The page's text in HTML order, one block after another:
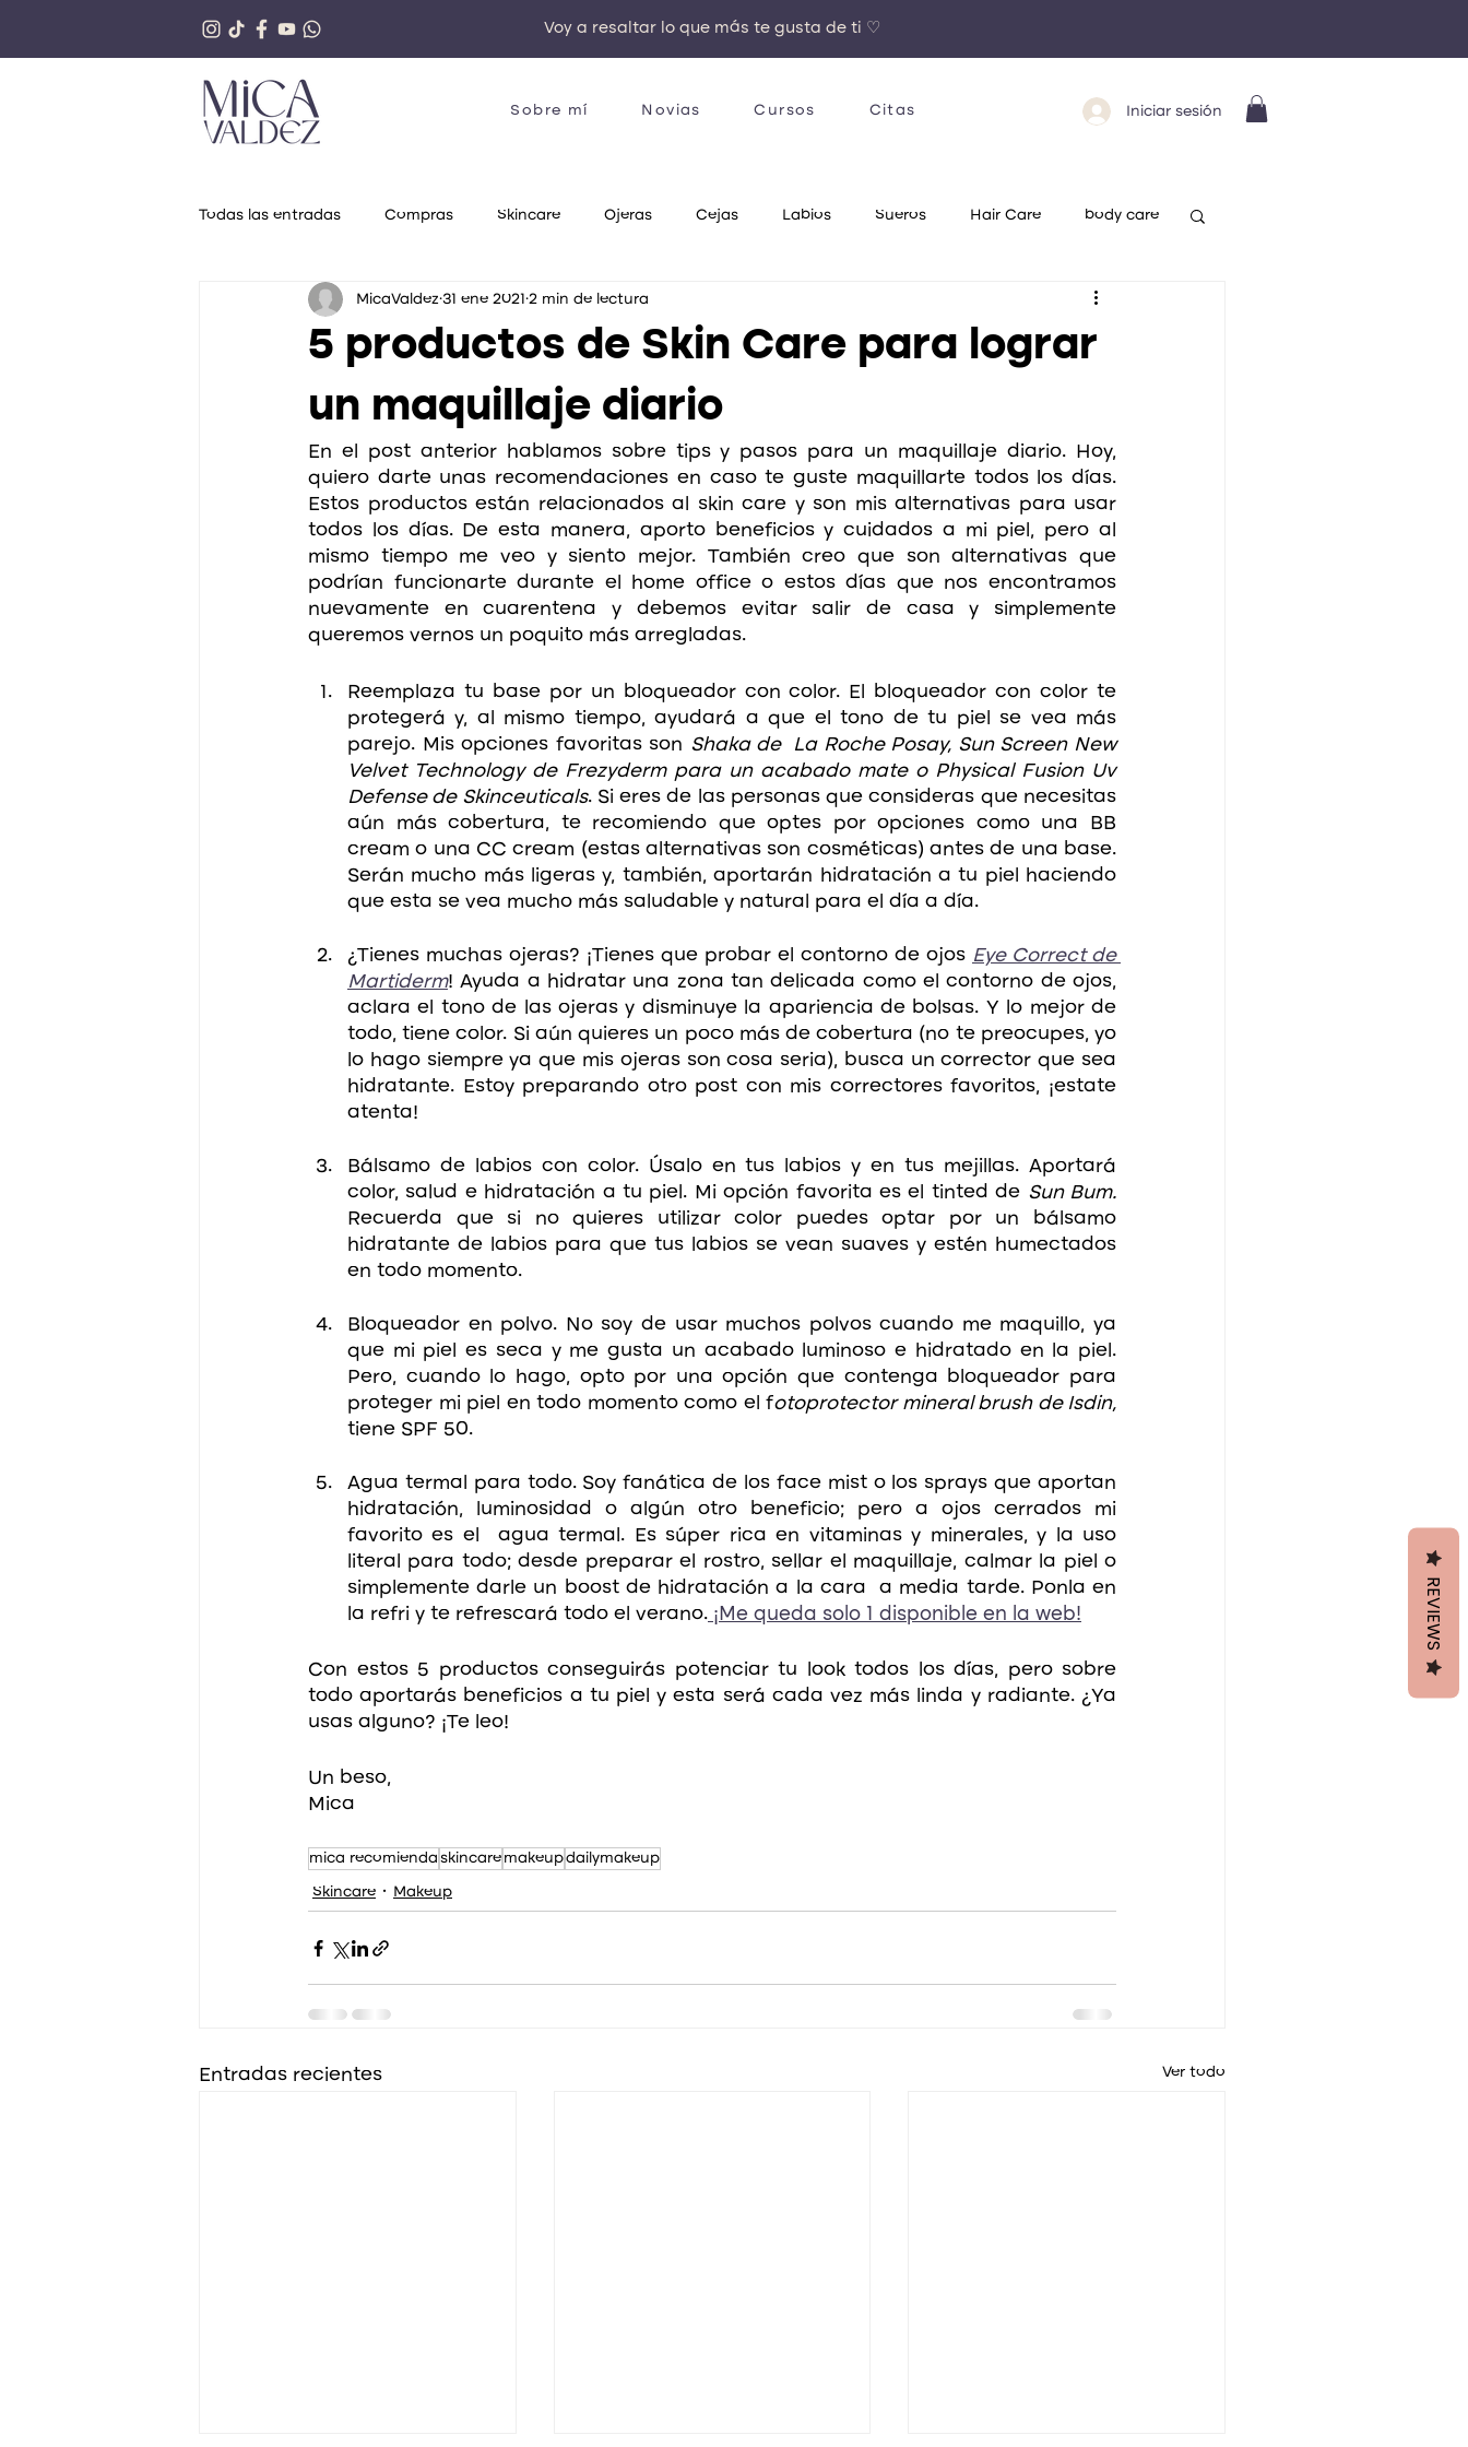
Voy a resaltar lo que más te gusta de ti ♡
Sobre mí Novias Cursos Citas Iniciar sesión
Todas las entradas Compras Skincare Ojeras Cejas Labios Sueros Hair Care body care
Mica Recomienda SelfCare Sephora
5 productos de Skin Care para lograr
un maquillaje diario
MicaValdez 31 ene 2021 2 min de lectura
En el post anterior hablamos sobre tips y pasos para un maquillaje diario. Hoy,
quiero darte unas recomendaciones en caso te guste maquillarte todos los días.
Estos productos están relacionados al skin care y son mis alternativas para usar
todos los días. De esta manera, aporto beneficios y cuidados a mi piel, pero al
mismo tiempo me veo y siento mejor. También creo que son alternativas que
podrían funcionarte durante el home office o estos días que nos encontramos
nuevamente en cuarentena y debemos evitar salir de casa y simplemente
queremos vernos un poquito más arregladas.
Reemplaza tu base por un bloqueador con color. El bloqueador con color te
protegerá y, al mismo tiempo, ayudará a que el tono de tu piel se vea más
parejo. Mis opciones favoritas son Shaka de  La Roche Posay, Sun Screen New
Velvet Technology de Frezyderm para un acabado mate o Physical Fusion Uv
Defense de Skinceuticals. Si eres de las personas que consideras que necesitas
aún más cobertura, te recomiendo que optes por opciones como una BB
cream o una CC cream (estas alternativas son cosméticas) antes de una base.
Serán mucho más ligeras y, también, aportarán hidratación a tu piel haciendo
que esta se vea mucho más saludable y natural para el día a día.
¿Tienes muchas ojeras? ¡Tienes que probar el contorno de ojos Eye Correct de
Martiderm! Ayuda a hidratar una zona tan delicada como el contorno de ojos,
aclara el tono de las ojeras y disminuye la apariencia de bolsas. Y lo mejor de
todo, tiene color. Si aún quieres un poco más de cobertura (no te preocupes, yo
lo hago siempre ya que mis ojeras son cosa seria), busca un corrector que sea
hidratante. Estoy preparando otro post con mis correctores favoritos, ¡estate
atenta!
Bálsamo de labios con color. Úsalo en tus labios y en tus mejillas. Aportará
color, salud e hidratación a tu piel. Mi opción favorita es el tinted de
Recuerda que si no quieres utilizar color puedes optar por un bálsamo
hidratante de labios para que tus labios se vean suaves y estén humectados
en todo momento.
Bloqueador en polvo. No soy de usar muchos polvos cuando me maquillo, ya
que mi piel es seca y me gusta un acabado luminoso e hidratado en la piel.
Pero, cuando lo hago, opto por una opción que contenga bloqueador para
proteger mi piel en todo momento como el f
tiene SPF 50.
Agua termal para todo. Soy fanática de los face mist o los sprays que aportan
hidratación, luminosidad o algún otro beneficio; pero a ojos cerrados mi
favorito es el  agua termal. Es súper rica en vitaminas y minerales, y la uso
literal para todo; desde preparar el rostro, sellar el maquillaje, calmar la piel o
simplemente darle un boost de hidratación a la cara  a media tarde. Ponla en
la refri y te refrescará todo el verano. ¡Me queda solo 1 disponible en la web!
Con estos 5 productos conseguirás potenciar tu look todos los días, pero sobre
todo aportarás beneficios a tu piel y esta será cada vez más linda y radiante. ¿Ya
usas alguno? ¡Te leo!
Un beso,
Mica
mica recomienda skincare makeupdailymakeup
Skincare Makeup
Entradas recientes Ver todo
REVIEWS